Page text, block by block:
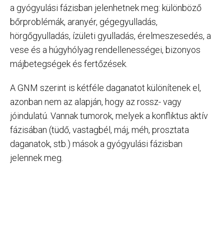
a gyógyulási fázisban jelenhetnek meg: különböző
bőrproblémák, aranyér, gégegyulladás,
hörgőgyulladás, ízületi gyulladás, érelmeszesedés, a
vese és a húgyhólyag rendellenességei, bizonyos
májbetegségek és fertőzések.
A GNM szerint is kétféle daganatot különítenek el,
azonban nem az alapján, hogy az rossz- vagy
jóindulatú. Vannak tumorok, melyek a konfliktus aktív
fázisában (tüdő, vastagbél, máj, méh, prosztata
daganatok, stb.) mások a gyógyulási fázisban
jelennek meg.